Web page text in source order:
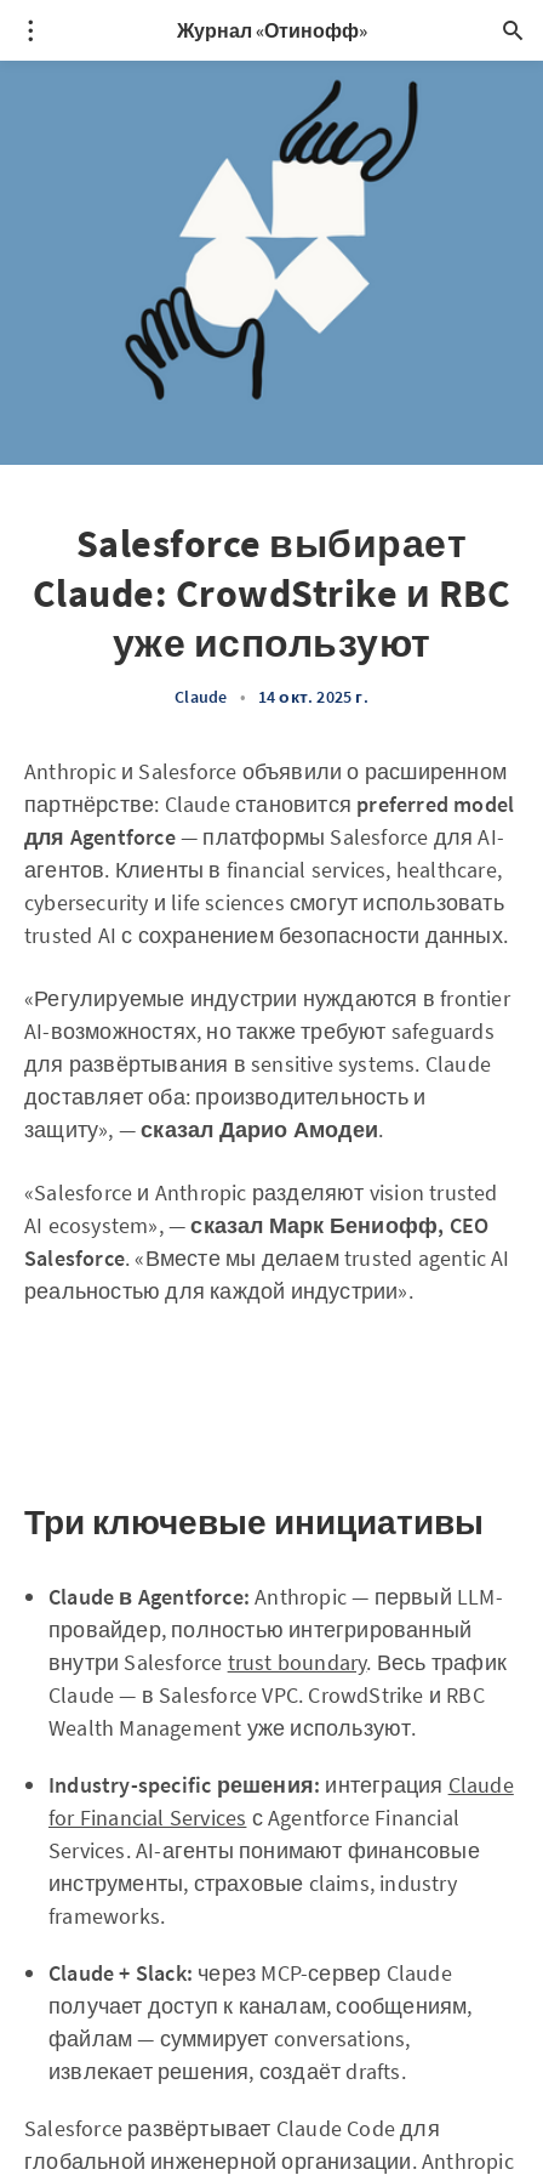
Журнал «Отинофф»
Salesforce выбирает
Claude: CrowdStrike и RBC
уже используют
Claude • 14 окт. 2025 г.
Anthropic и Salesforce объявили о расширенном
партнёрстве: Claude становится preferred model
для Agentforce— платформы Salesforce для AI-
агентов. Клиенты в financial services, healthcare,
cybersecurity и life sciences смогут использовать
trusted AI с сохранением безопасности данных.
«Регулируемые индустрии нуждаются в frontier
AI-возможностях, но также требуют safeguards
для развёртывания в sensitive systems. Claude
доставляет оба: производительность и
защиту», —сказал Дарио Амодеи.
«Salesforce и Anthropic разделяют vision trusted
AI ecosystem», —сказал Марк Бениофф, CEO
Salesforce. «Вместе мы делаем trusted agentic AI
реальностью для каждой индустрии».
Три ключевые инициативы
Claude в Agentforce: Anthropic — первый LLM-
провайдер, полностью интегрированный
внутри Salesforce trust boundary. Весь трафик
Claude — в Salesforce VPC. CrowdStrike и RBC
Wealth Management уже используют.
Industry-specific решения: интеграция Claude
for Financial Services с Agentforce Financial
Services. AI-агенты понимают финансовые
инструменты, страховые claims, industry
frameworks.
Claude + Slack: через MCP-сервер Claude
получает доступ к каналам, сообщениям,
файлам — суммирует conversations,
извлекает решения, создаёт drafts.
Salesforce развёртывает Claude Code для
глобальной инженерной организации. Anthropic